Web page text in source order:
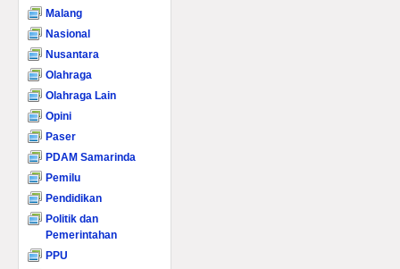
Malang
Nasional
Nusantara
Olahraga
Olahraga Lain
Opini
Paser
PDAM Samarinda
Pemilu
Pendidikan
Politik dan
Pemerintahan
PPU